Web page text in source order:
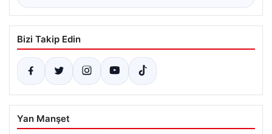
Bizi Takip Edin
Yan Manşet